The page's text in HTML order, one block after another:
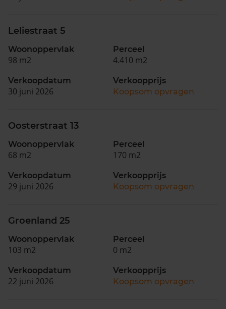
Leliestraat 5
Woonoppervlak
98 m2
Perceel
4.410 m2
Verkoopdatum
30 juni 2026
Verkoopprijs
Koopsom opvragen
Oosterstraat 13
Woonoppervlak
68 m2
Perceel
170 m2
Verkoopdatum
29 juni 2026
Verkoopprijs
Koopsom opvragen
Groenland 25
Woonoppervlak
103 m2
Perceel
0 m2
Verkoopdatum
22 juni 2026
Verkoopprijs
Koopsom opvragen